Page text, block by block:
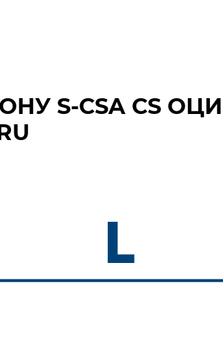
S‑CSA CS